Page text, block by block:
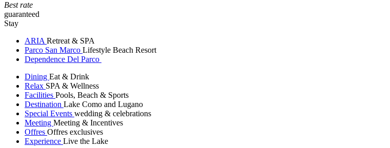
Best rate
guaranteed
Stay
ARIA Retreat & SPA
Parco San Marco Lifestyle Beach Resort
Dependence Del Parco
Dining Eat & Drink
Relax SPA & Wellness
Facilities Pools, Beach & Sports
Destination Lake Como and Lugano
Special Events wedding & celebrations
Meeting Meeting & Incentives
Offres Offres exclusives
Experience Live the Lake